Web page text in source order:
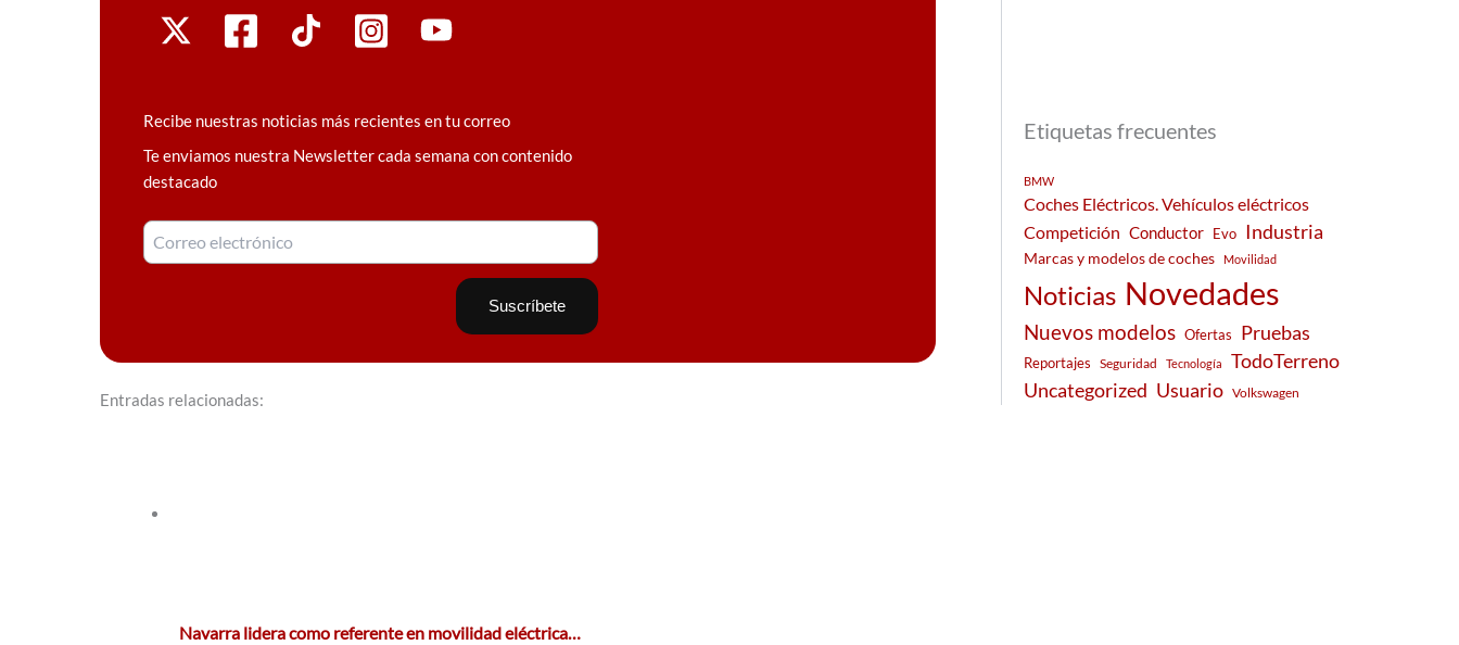
Recibe nuestras noticias más recientes en tu correo
Te enviamos nuestra Newsletter cada semana con contenido
destacado
Entradas relacionadas:
Navarra lidera como referente en movilidad eléctrica…
Etiquetas frecuentes
BMW
Coches Eléctricos. Vehículos eléctricos
Competición Conductor Evo Industria
Marcas y modelos de coches Movilidad
Noticias Novedades
Nuevos modelos Ofertas Pruebas
Reportajes Seguridad Tecnología
TodoTerreno
Uncategorized Usuario Volkswagen